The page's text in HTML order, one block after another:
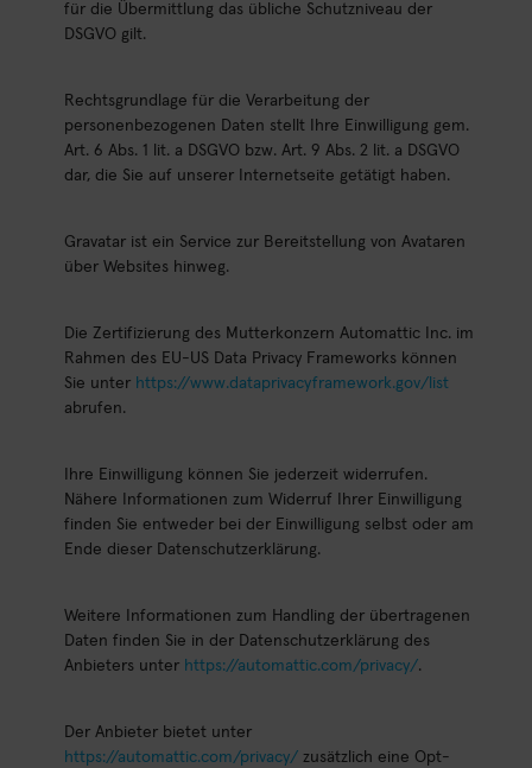
für die Übermittlung das übliche Schutzniveau der
DSGVO gilt.
Rechtsgrundlage für die Verarbeitung der
personenbezogenen Daten stellt Ihre Einwilligung gem.
Art. 6 Abs. 1 lit. a DSGVO bzw. Art. 9 Abs. 2 lit. a DSGVO
dar, die Sie auf unserer Internetseite getätigt haben.
Gravatar ist ein Service zur Bereitstellung von Avataren
über Websites hinweg.
Die Zertifizierung des Mutterkonzern Automattic Inc. im
Rahmen des EU-US Data Privacy Frameworks können
Sie unter https://www.dataprivacyframework.gov/list
abrufen.
Ihre Einwilligung können Sie jederzeit widerrufen.
Nähere Informationen zum Widerruf Ihrer Einwilligung
finden Sie entweder bei der Einwilligung selbst oder am
Ende dieser Datenschutzerklärung.
Weitere Informationen zum Handling der übertragenen
Daten finden Sie in der Datenschutzerklärung des
Anbieters unter https://automattic.com/privacy/.
Der Anbieter bietet unter
https://automattic.com/privacy/ zusätzlich eine Opt-